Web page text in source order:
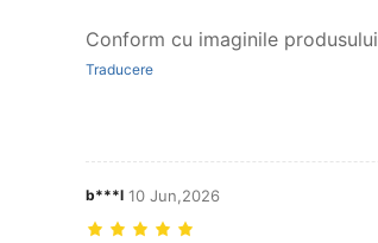
Conform cu imaginile produsului
Traducere
b***l 10 Jun,2026